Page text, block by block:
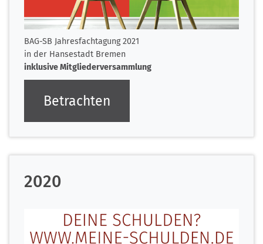
BAG-SB Jahresfachtagung 2021
in der Hansestadt Bremen
inklusive Mitgliederversammlung
Betrachten
2020